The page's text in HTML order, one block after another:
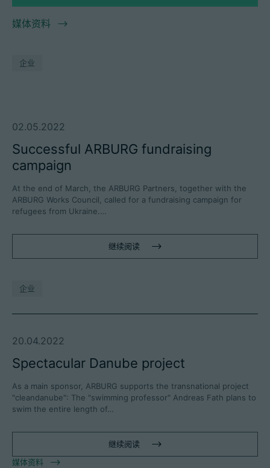
媒体资料
企业
02.05.2022
Successful ARBURG fundraising
campaign
At the end of March, the ARBURG Partners, together with the
ARBURG Works Council, called for a fundraising campaign for
refugees from Ukraine.…
继续阅读
企业
20.04.2022
Spectacular Danube project
As a main sponsor, ARBURG supports the transnational project
"cleandanube": The "swimming professor" Andreas Fath plans to
swim the entire length of…
继续阅读
媒体资料